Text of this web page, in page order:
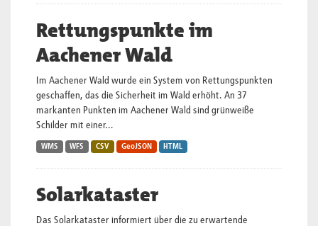
Rettungspunkte im
Aachener Wald
Im Aachener Wald wurde ein System von Rettungspunkten
geschaffen, das die Sicherheit im Wald erhöht. An 37
markanten Punkten im Aachener Wald sind grünweiße
Schilder mit einer...
WMS WFS CSV GeoJSON HTML
Solarkataster
Das Solarkataster informiert über die zu erwartende